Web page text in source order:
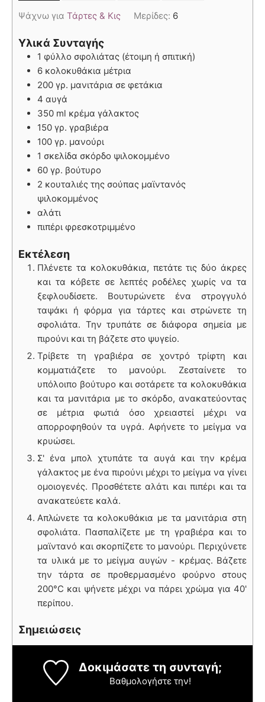
Ψάχνω για Τάρτες & Κις Μερίδες: 6
Υλικά Συνταγής
1 φύλλο σφολιάτας (έτοιμη ή σπιτική)
6 κολοκυθάκια μέτρια
200 γρ. μανιτάρια σε φετάκια
4 αυγά
350 ml κρέμα γάλακτος
150 γρ. γραβιέρα
100 γρ. μανούρι
1 σκελίδα σκόρδο ψιλοκομμένο
60 γρ. βούτυρο
2 κουταλιές της σούπας μαϊντανός
ψιλοκομμένος
αλάτι
πιπέρι φρεσκοτριμμένο
Εκτέλεση
Πλένετε τα κολοκυθάκια, πετάτε τις δύο άκρες
και τα κόβετε σε λεπτές ροδέλες χωρίς να τα
ξεφλουδίσετε. Βουτυρώνετε ένα στρογγυλό
ταψάκι ή φόρμα για τάρτες και στρώνετε τη
σφολιάτα. Την τρυπάτε σε διάφορα σημεία με
πιρούνι και τη βάζετε στο ψυγείο.
Τρίβετε τη γραβιέρα σε χοντρό τρίφτη και
κομματιάζετε το μανούρι. Ζεσταίνετε το
υπόλοιπο βούτυρο και σοτάρετε τα κολοκυθάκια
και τα μανιτάρια με το σκόρδο, ανακατεύοντας
σε μέτρια φωτιά όσο χρειαστεί μέχρι να
απορροφηθούν τα υγρά. Αφήνετε το μείγμα να
κρυώσει.
Σ' ένα μπολ χτυπάτε τα αυγά και την κρέμα
γάλακτος με ένα πιρούνι μέχρι το μείγμα να γίνει
ομοιογενές. Προσθέτετε αλάτι και πιπέρι και τα
ανακατεύετε καλά.
Απλώνετε τα κολοκυθάκια με τα μανιτάρια στη
σφολιάτα. Πασπαλίζετε με τη γραβιέρα και το
μαϊντανό και σκορπίζετε το μανούρι. Περιχύνετε
τα υλικά με το μείγμα αυγών - κρέμας. Βάζετε
την τάρτα σε προθερμασμένο φούρνο στους
200°C και ψήνετε μέχρι να πάρει χρώμα για 40'
περίπου.
Σημειώσεις
Δοκιμάσατε τη συνταγή;
Βαθμολογήστε την!